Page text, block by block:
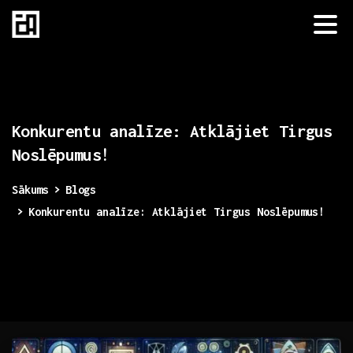
Konkurentu analīze: Atklājiet Tirgus
Noslēpumus!
Sākums
Blogs
Konkurentu analīze: Atklājiet Tirgus Noslēpumus!